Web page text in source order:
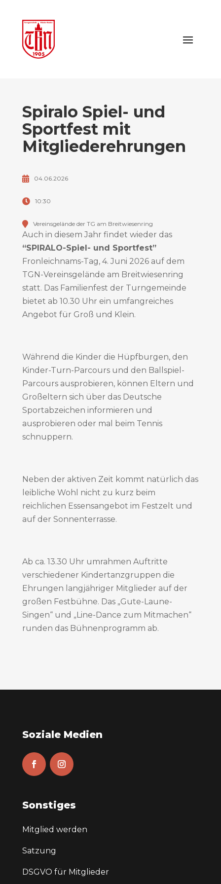
Spiralo Spiel- und
Sportfest mit
Mitgliederehrungen
04.06.2026
10:30
Vereinsgelände der TG am Breitwiesenring
Auch in diesem Jahr findet wieder das
“SPIRALO-Spiel- und Sportfest”
Fronleichnams-Tag, 4. Juni 2026 auf dem
TGN-Vereinsgelände am Breitwiesenring
statt. Das Familienfest der Turngemeinde
bietet ab 10.30 Uhr ein umfangreiches
Angebot für Groß und Klein.
Während die Kinder die Hüpfburgen, den
Kinder-Turn-Parcours und den Ballspiel-
Parcours ausprobieren, können Eltern und
Großeltern sich über das Deutsche
Sportabzeichen informieren und
ausprobieren oder mal beim Tennis
schnuppern.
Neben der aktiven Zeit kommt natürlich das
leibliche Wohl nicht zu kurz beim
reichlichen Essensangebot im Festzelt und
auf der Sonnenterrasse.
Ab ca. 13.30 Uhr umrahmen Auftritte
verschiedener Kindertanzgruppen die
Ehrungen langjähriger Mitglieder auf der
großen Festbühne. Das „Gute-Laune-
Singen“ und „Line-Dance zum Mitmachen“
runden das Bühnenprogramm ab.
Soziale Medien
Sonstiges
Mitglied werden
Satzung
DSGVO für Mitglieder